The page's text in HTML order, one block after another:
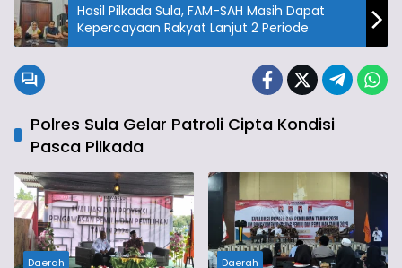
Hasil Pilkada Sula, FAM-SAH Masih Dapat
Kepercayaan Rakyat Lanjut 2 Periode
Polres Sula Gelar Patroli Cipta Kondisi
Pasca Pilkada
Daerah Daerah